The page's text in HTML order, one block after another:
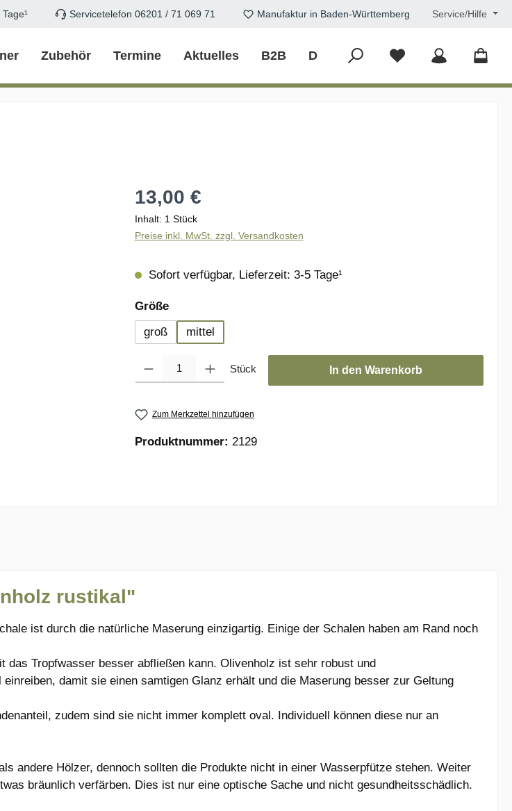
Servicetelefon 06201 / 71 069 71 Manufaktur in Baden-Württemberg Service/Hilfe
Zubehör Termine Aktuelles B2B DIY
Regulärer Preis:
13,00 €
Inhalt: 1 Stück
Preise inkl. MwSt. zzgl. Versandkosten
Sofort verfügbar, Lieferzeit: 3-5 Tage¹
Größeauswählen
groß
mittel
Stück In den Warenkorb
Zum Merkzettel hinzufügen
Produktnummer: 2129
rustikal"
ist durch die natürliche Maserung einzigartig. Einige der Schalen haben am Rand noch
Tropfwasser besser abfließen kann. Olivenholz ist sehr robust und
damit sie einen samtigen Glanz erhält und die Maserung besser zur Geltung
zudem sind sie nicht immer komplett oval. Individuell können diese nur an
andere Hölzer, dennoch sollten die Produkte nicht in einer Wasserpfütze stehen. Weiter
bräunlich verfärben. Dies ist nur eine optische Sache und nicht gesundheitsschädlich.